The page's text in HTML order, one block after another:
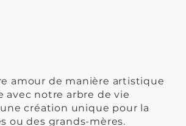
amour de manière artistique
avec notre arbre de vie
création unique pour la
ou des grands-mères.